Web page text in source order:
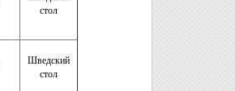
стол
Шведский
стол